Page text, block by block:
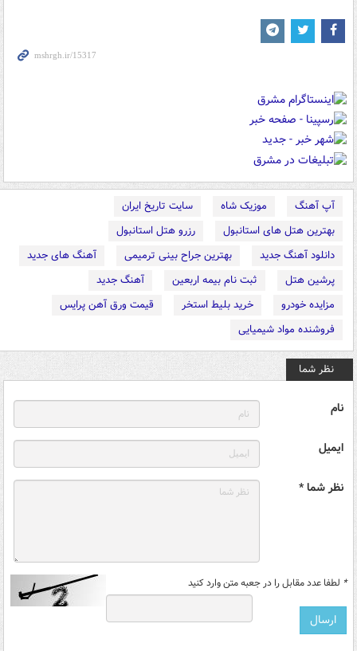
آپ آهنگ موزیک شاه
سایت تاریخ ایران
بهترین هتل های استانبول
رزرو هتل استانبول
دانلود آهنگ جدید
بهترین جراح بینی ترمیمی
آهنگ های جدید
پرشین هتل
ثبت نام بیمه اربعین
آهنگ جدید
مزایده خودرو
خرید بلیط استخر
قیمت ورق آهن پرایس
فروشنده مواد شیمیایی
نظر شما
نام
ایمیل
نظر شما *
* لطفا عدد مقابل را در جعبه متن وارد کنید